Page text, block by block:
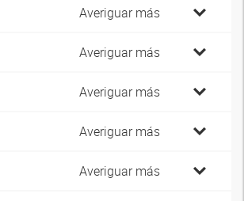
Averiguar más
Averiguar más
Averiguar más
Averiguar más
Averiguar más